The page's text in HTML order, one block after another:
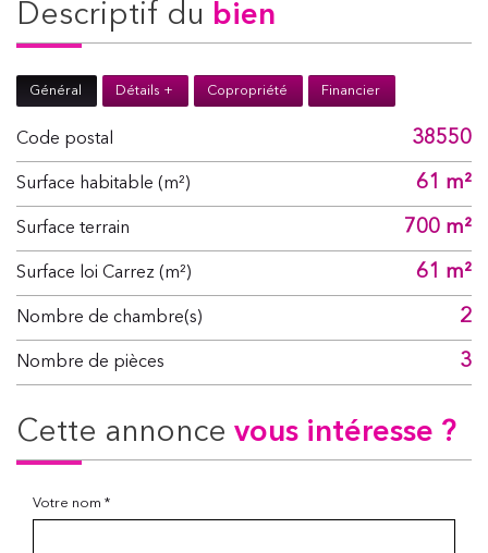
descriptif du bien
Général Détails + Copropriété Financier
Code postal 38550
Surface habitable (m²) 61 m²
surface terrain 700 m²
Surface loi Carrez (m²) 61 m²
Nombre de chambre(s) 2
Nombre de pièces 3
cette annonce vous intéresse ?
Votre nom *